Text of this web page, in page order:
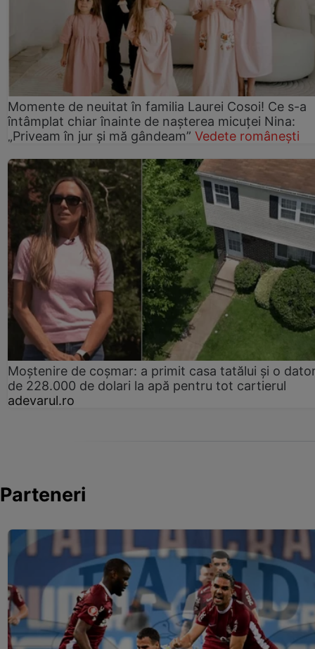
Momente de neuitat în familia Laurei Cosoi! Ce s-a
întâmplat chiar înainte de nașterea micuței Nina:
„Priveam în jur și mă gândeam” Vedete românești
Moștenire de coșmar: a primit casa tatălui și o
de 228.000 de dolari la apă pentru tot cartierul
adevarul.ro
Parteneri